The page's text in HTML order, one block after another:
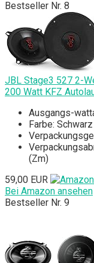
Bestseller Nr. 8
JBL Stage3 527 2-
200 Watt KFZ
Ausgangs-
Farbe: Schwarz
(Zm)
59,00 EUR
Bei Amazon ansehen
Bestseller Nr. 9